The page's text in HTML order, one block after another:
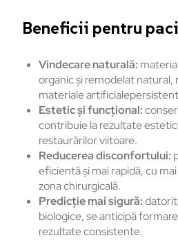
Beneficii pentru
Vindecare naturală:
organic și remodelat natural,
materiale
Estetic și funcțional:
contribuie la rezultate
restaurărilor viitoare.
Reducerea disconfortului:
eficientă și mai rapidă, cu
zona chirurgicală.
Predicție mai sigură:
biologice, se anticipă
rezultate consistente.